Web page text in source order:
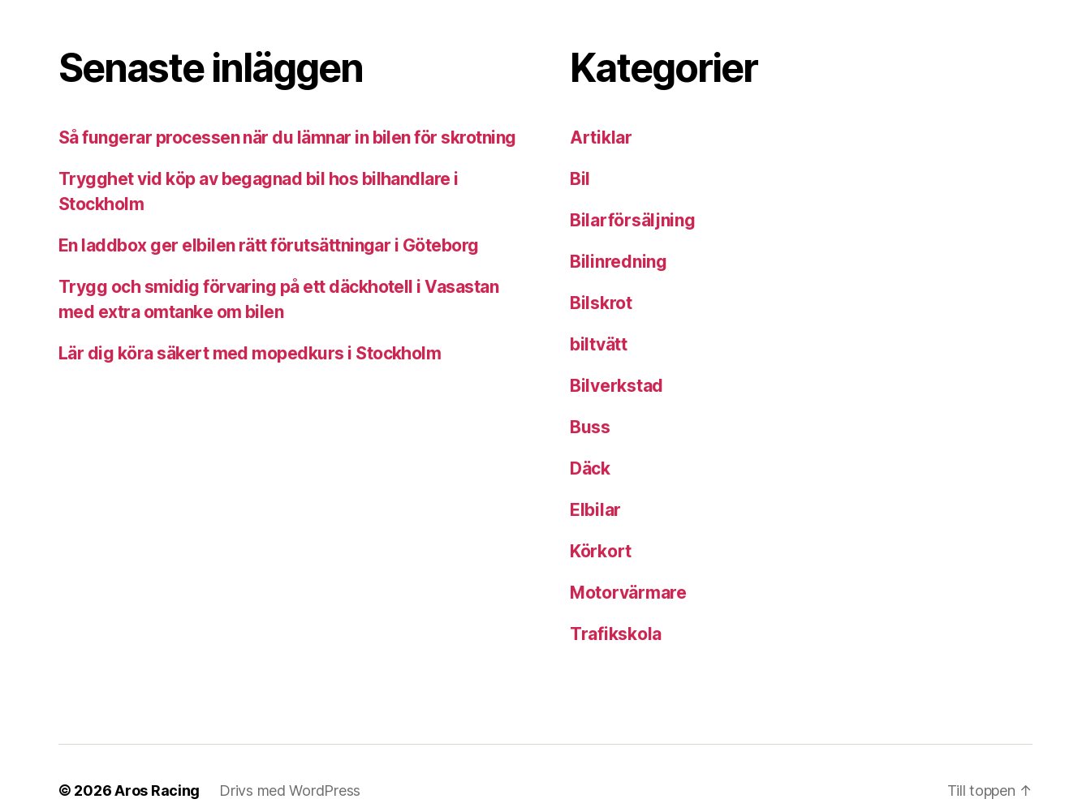
Senaste inläggen
Så fungerar processen när du lämnar in bilen för skrotning
Trygghet vid köp av begagnad bil hos bilhandlare i
Stockholm
En laddbox ger elbilen rätt förutsättningar i Göteborg
Trygg och smidig förvaring på ett däckhotell i Vasastan
med extra omtanke om bilen
Lär dig köra säkert med mopedkurs i Stockholm
Kategorier
Artiklar
Bil
Bilarförsäljning
Bilinredning
Bilskrot
biltvätt
Bilverkstad
Buss
Däck
Elbilar
Körkort
Motorvärmare
Trafikskola
© 2026Aros Racing Drivs med WordPress Till toppen ↑